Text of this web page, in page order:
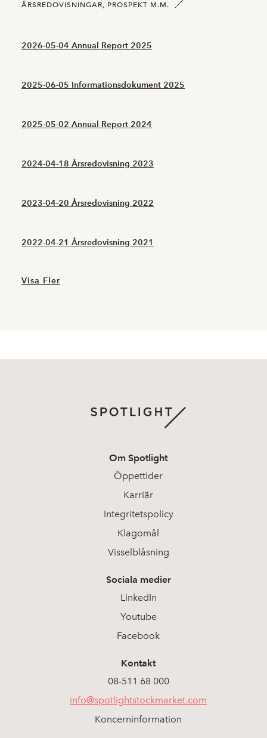
ÅRSREDOVISNINGAR, PROSPEKT M.M.
2026-05-04 Annual Report 2025
2025-06-05 Informationsdokument 2025
2025-05-02 Annual Report 2024
2024-04-18 Årsredovisning 2023
2023-04-20 Årsredovisning 2022
2022-04-21 Årsredovisning 2021
Visa Fler
Om Spotlight
Öppettider
Karriär
Integritetspolicy
Klagomål
Visselblåsning
Sociala medier
LinkedIn
Youtube
Facebook
Kontakt
08-511 68 000
info@spotlightstockmarket.com
Koncerninformation